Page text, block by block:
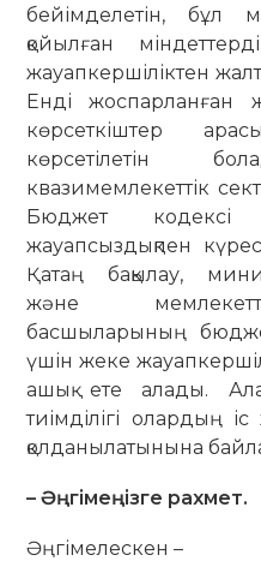
бейімделетін, бұл
қойылған
жауапкер­шілік­тен
Енді жоспарланған
көрсеткіштер
көрсетілетін
квазимемлекеттік
Бюд­жет кодексі
жауапсыздықпен
Қатаң бақылау,
және
басшыларының
үшін жеке
ашық ете алады.
тиімділігі олардың іс
қолданылатынына
– Әңгімеңізге рахмет.
Әңгімелескен –